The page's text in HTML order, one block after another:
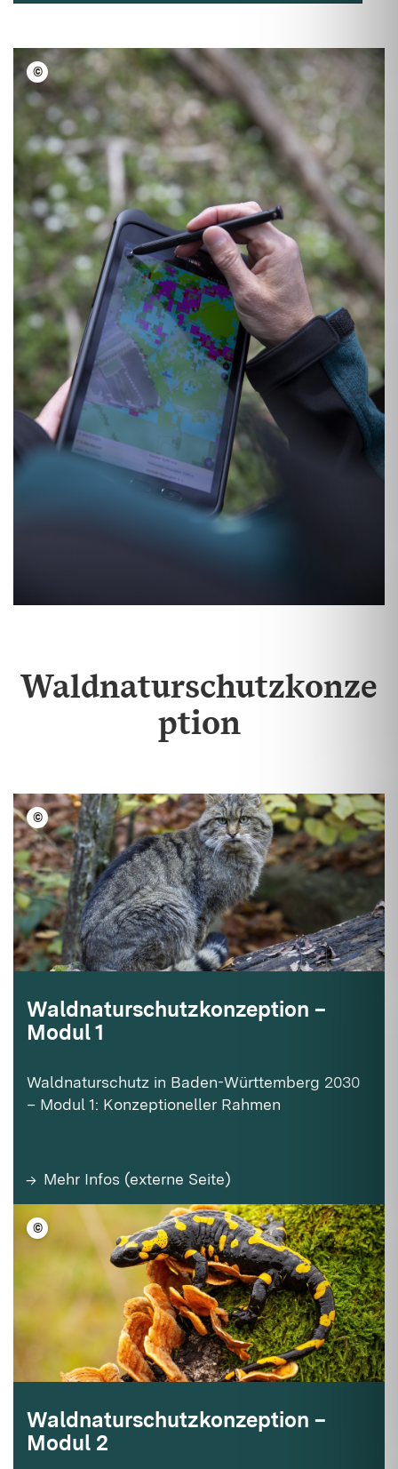
©
Waldnaturschutzkonze
ption
© iStock/pum_eva
Waldnaturschutzkonzeption –
Modul 1
Waldnaturschutz in Baden-Württemberg 2030
– Modul 1: Konzeptioneller Rahmen
Mehr Infos (externe Seite)
© WildMedia/Shutterstock
Waldnaturschutzkonzeption –
Modul 2